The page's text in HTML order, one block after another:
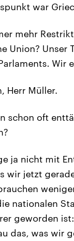
war
mehr
Union? Unser
Wir
Herr Müller.
schon oft
ja nicht mit
wir jetzt
nationalen
geworden
das, was wir